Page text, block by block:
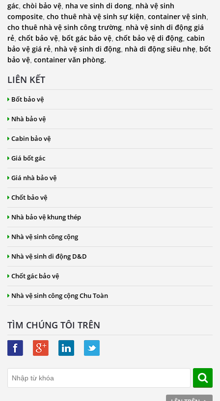
gác chòi bảo vệ nha ve sinh di dong nhà vệ sinh
composite cho thuê nhà vệ sinh sự kiện container vệ sinh
cho thuê nhà vệ sinh công trường nhà vệ sinh di động giá
rẻ chốt bảo vệ bốt gác bảo vệ chốt bảo vệ di động cabin
bảo vệ giá rẻ nhà vệ sinh di động nhà di động siêu nhẹ bốt
bảo vệ container văn phòng.
LIÊN KẾT
Bốt bảo vệ
Nhà bảo vệ
Cabin bảo vệ
Giá bốt gác
Giá nhà bảo vệ
Chốt bảo vệ
Nhà bảo vệ khung thép
Nhà vệ sinh công cộng
Nhà vệ sinh di động D&D
Chốt gác bảo vệ
Nhà vệ sinh công cộng Chu Toàn
TÌM CHÚNG TÔI TRÊN